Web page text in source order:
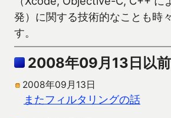
発）に関する技術的なことも時
す。
2008年09月13日以
2008年09月13日
またフィルタリングの話